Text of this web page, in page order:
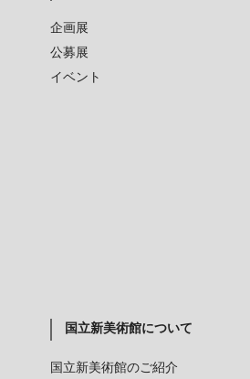
企画展
公募展
イベント
国立新美術館について
国立新美術館のご紹介